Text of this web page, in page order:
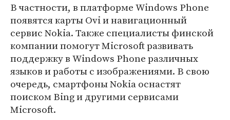
В частности, в платформе Windows Phone
появятся карты Ovi и навигационный
сервис Nokia. Также специалисты финской
компании помогут Microsoft развивать
поддержку в Windows Phone различных
языков и работы с изображениями. В свою
очередь, смартфоны Nokia оснастят
поиском Bing и другими сервисами
Microsoft.